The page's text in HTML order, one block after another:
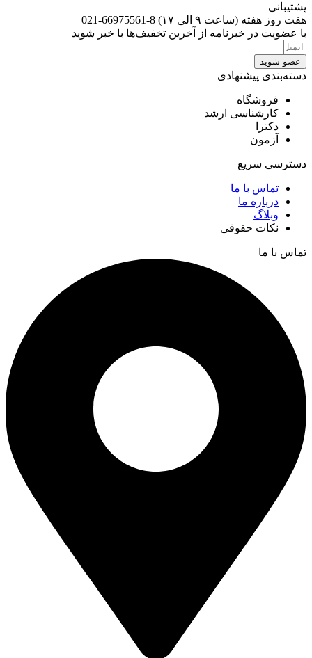
پشتیبانی
هفت روز هفته (ساعت ۹ الی ۱۷) 8-66975561-021
با عضویت در خبرنامه از آخرین تخفیف‌ها با خبر شوید
عضو شوید
دسته‌بندی پیشنهادی
فروشگاه
کارشناسی ارشد
دکترا
آزمون
دسترسی سریع
تماس با ما
درباره ما
وبلاگ
نکات حقوقی
تماس با ما